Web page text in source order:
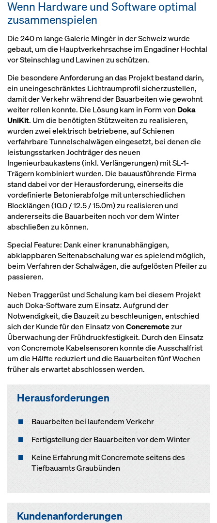
Wenn Hardware und Software optimal
zusammenspielen
Die 240 m lange Galerie Mingèr in der Schweiz wurde
gebaut, um die Hauptverkehrsachse im Engadiner Hochtal
vor Steinschlag und Lawinen zu schützen.
Die besondere Anforderung an das Projekt bestand darin,
ein uneingeschränktes Lichtraumprofil sicherzustellen,
damit der Verkehr während der Bauarbeiten wie gewohnt
weiter rollen konnte. Die Lösung kam in Form von Doka
UniKit. Um die benötigten Stützweiten zu realisieren,
wurden zwei elektrisch betriebene, auf Schienen
verfahrbare Tunnelschalwägen eingesetzt, bei denen die
leistungsstarken Jochträger des neuen
Ingenieurbaukastens (inkl. Verlängerungen) mit SL-1-
Trägern kombiniert wurden. Die bauausführende Firma
stand dabei vor der Herausforderung, einerseits die
vordefinierte Betonierabfolge mit unterschiedlichen
Blocklängen (10.0 / 12.5 / 15.0m) zu realisieren und
andererseits die Bauarbeiten noch vor dem Winter
abschließen zu können.
Special Feature: Dank einer kranunabhängigen,
abklappbaren Seitenabschalung war es spielend möglich,
beim Verfahren der Schalwägen, die aufgelösten Pfeiler zu
passieren.
Neben Traggerüst und Schalung kam bei diesem Projekt
auch Doka-Software zum Einsatz. Aufgrund der
Notwendigkeit, die Bauzeit zu beschleunigen, entschied
sich der Kunde für den Einsatz vonConcremotezur
Überwachung der Frühdruckfestigkeit. Durch den Einsatz
von Concremote Kabelsensoren konnte die Ausschalfrist
um die Hälfte reduziert und die Bauarbeiten fünf Wochen
früher als erwartet abschlossen werden.
Herausforderungen
Bauarbeiten bei laufendem Verkehr
Fertigstellung der Bauarbeiten vor dem Winter
Keine Erfahrung mit Concremote seitens des
Tiefbauamts Graubünden
Kundenanforderungen